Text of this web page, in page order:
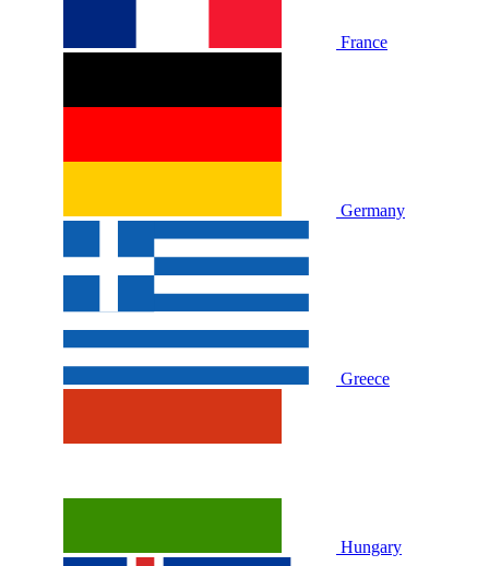
France
Germany
Greece
Hungary